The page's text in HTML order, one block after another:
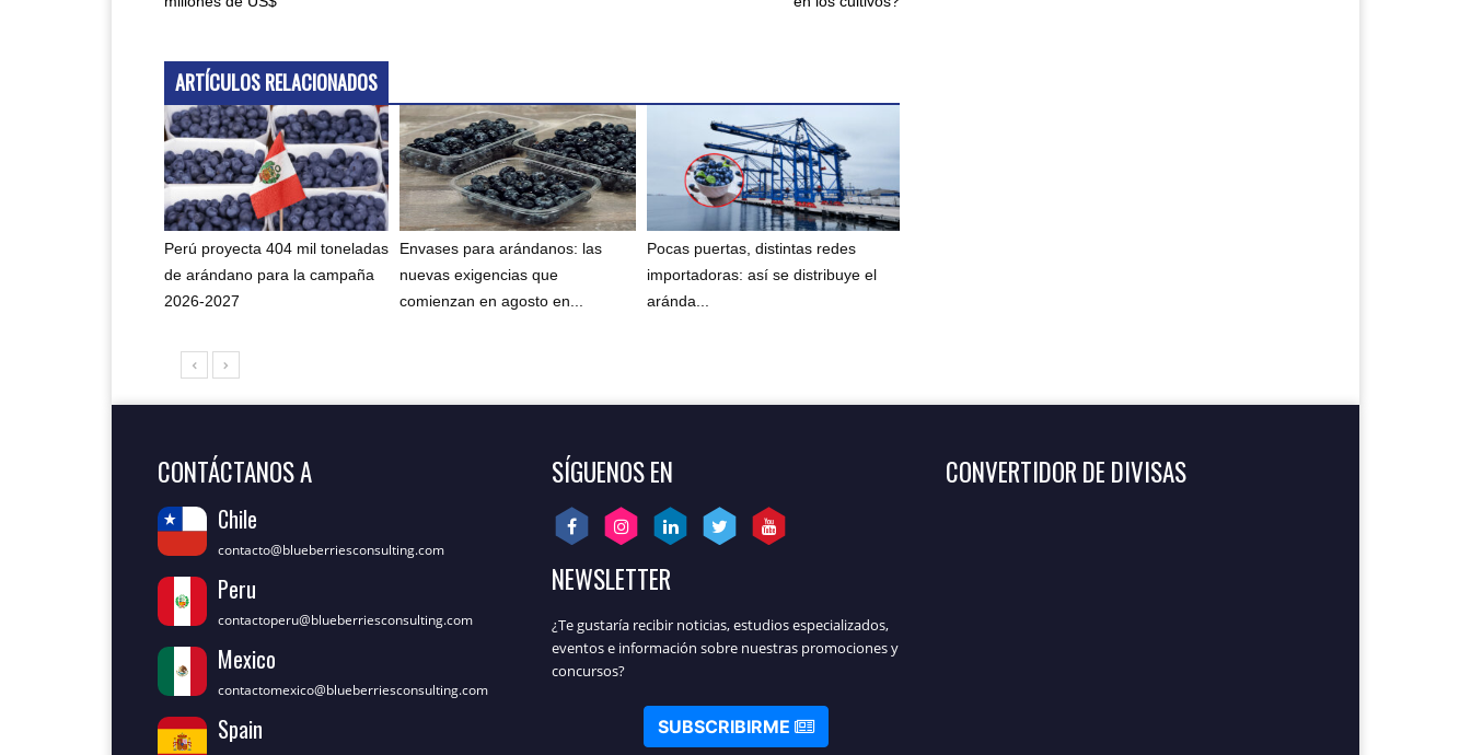
ARTÍCULOS RELACIONADOS
Perú proyecta 404 mil toneladas
de arándano para la campaña
2026-2027
Envases para arándanos: las
nuevas exigencias que
comienzan en agosto en...
Pocas puertas, distintas redes
importadoras: así se distribuye el
aránda...
CONTÁCTANOS A
Chile
contacto@blueberriesconsulting.com
Peru
contactoperu@blueberriesconsulting.com
Mexico
contactomexico@blueberriesconsulting.com
Spain
SÍGUENOS EN
NEWSLETTER
¿Te gustaría recibir noticias, estudios especializados,
eventos e información sobre nuestras promociones y
concursos?
SUBSCRIBIRME
CONVERTIDOR DE DIVISAS